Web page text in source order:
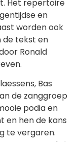
Het repertoire
en
worden ook
de tekst en
Ronald
Bas
de zanggroep
podia en
en hen de kans
te vergaren.